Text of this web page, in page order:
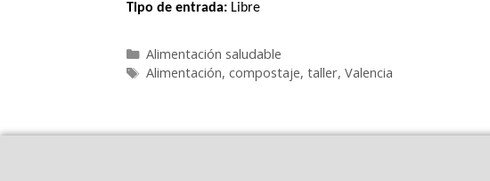
Tipo de entrada: Libre
Alimentación saludable
Alimentación, compostaje, taller, Valencia